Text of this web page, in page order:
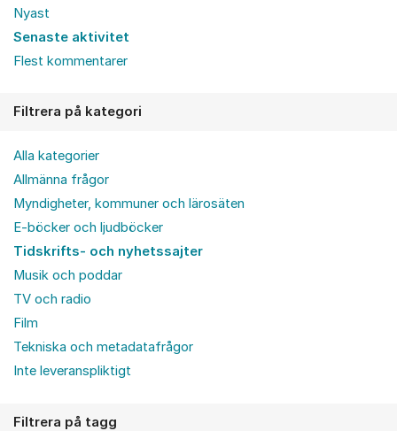
Nyast
Senaste aktivitet
Flest kommentarer
Filtrera på kategori
Alla kategorier
Allmänna frågor
Myndigheter, kommuner och lärosäten
E-böcker och ljudböcker
Tidskrifts- och nyhetssajter
Musik och poddar
TV och radio
Film
Tekniska och metadatafrågor
Inte leveranspliktigt
Filtrera på tagg